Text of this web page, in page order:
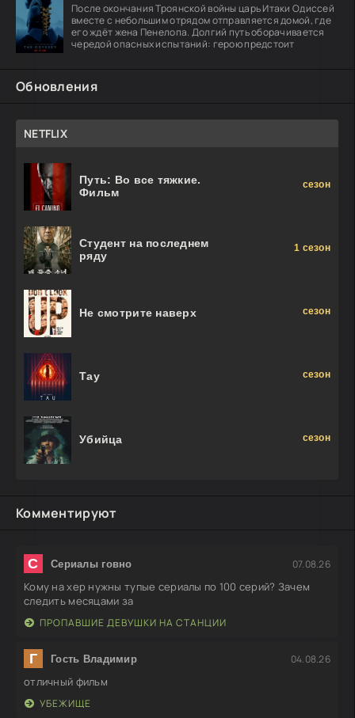
После окончания Троянской войны царь Итаки Одиссей
вместе с небольшим отрядом отправляется домой, где
его ждёт жена Пенелопа. Долгий путь оборачивается
чередой опасных испытаний: герою предстоит
Обновления
NETFLIX
Путь: Во все тяжкие.
Фильм
сезон
Студент на последнем
ряду
1 сезон
Не смотрите наверх сезон
Тау сезон
Убийца сезон
Комментируют
С Сериалы говно 07.08.26
Кому на хер нужны тупые сериалы по 100 серий? Зачем
следить месяцами за
ПРОПАВШИЕ ДЕВУШКИ НА СТАНЦИИ
Г Гость Владимир 04.08.26
отличный фильм
УБЕЖИЩЕ